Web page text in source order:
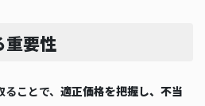
重要性
ことで、 適正価格を把握し、不当